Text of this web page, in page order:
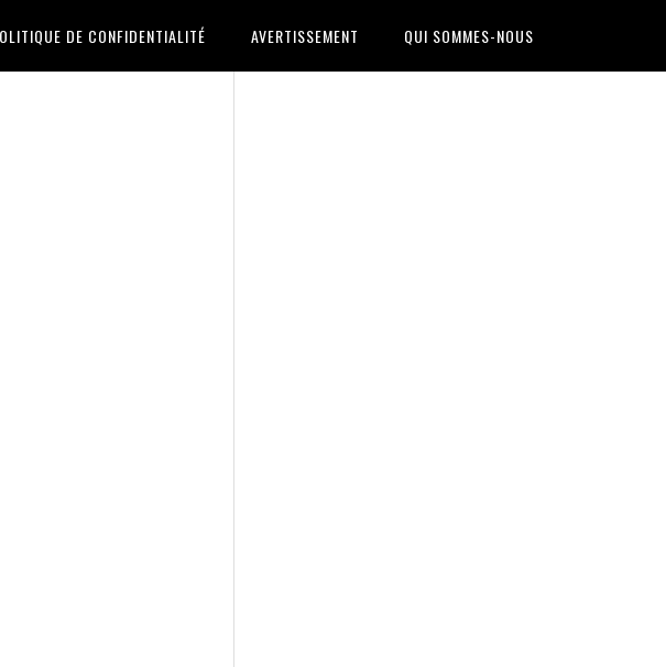
DE CONFIDENTIALITÉ AVERTISSEMENT QUI SOMMES-NOUS